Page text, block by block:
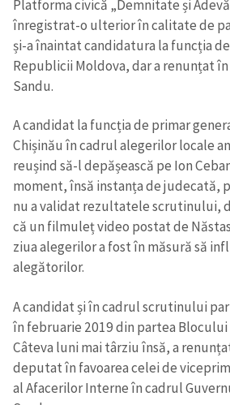
Platforma civică „Demnitate și
înregistrat-o ulterior în calitate de
și-a înaintat candidatura la funcția
Republicii Moldova, dar a renunțat
Sandu.
A candidat la funcția de primar
Chișinău în cadrul alegerilor locale
reușind să-l depășească pe Ion
moment, însă instanța de judecată,
nu a validat rezultatele scrutinului,
că un filmuleț video postat de
ziua alegerilor a fost în măsură să
alegătorilor.
A candidat și în cadrul scrutinului
în februarie 2019 din partea Blocului
Câteva luni mai târziu însă, a
deputat în favoarea celei de
al Afacerilor Interne în cadrul